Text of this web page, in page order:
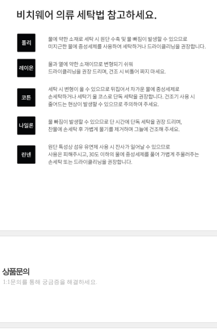
상품문의
1:1문의를 통해 궁금증을 해결하세요.